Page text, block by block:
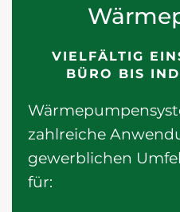
VIELFÄLTIG
BÜRO BIS
zahlreiche
gewerblichen
für: